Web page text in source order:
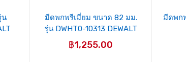
น
มีดพกพรีเมี่ยม ขนาด 82 มม.
รุ่น DWHT0-10313 DEWALT
฿1,255.00
มีดพก